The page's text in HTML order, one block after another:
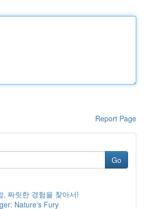
Report Page
Go
, 짜릿한 경험을 찾아서!
Nature's Fury